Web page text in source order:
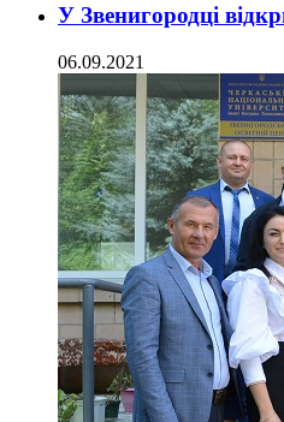
У Звенигородці
06.09.2021